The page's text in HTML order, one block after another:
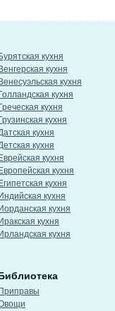
Бурятская кухня
Венгерская кухня
Венесуэльская кухня
Голландская кухня
Греческая кухня
Грузинская кухня
кухня
кухня
Еврейская кухня
Европейская кухня
Египетская кухня
Индийская кухня
Иорданская кухня
Иракская кухня
Ирландская кухня
Приправы